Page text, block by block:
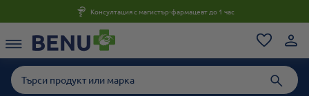
Консултация с магистър-фармацевт до 1 час